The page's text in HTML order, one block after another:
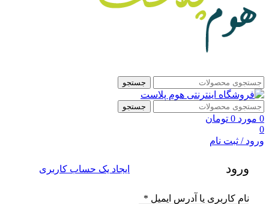
جستجو
جستجو
0 مورد 0 تومان
0
ورود / ثبت نام
ورود ایجاد یک حساب کاربری
نام کاربری یا آدرس ایمیل *